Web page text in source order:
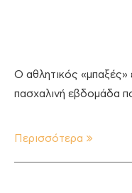
Ο αθλητικός «μπαξές»
πασχαλινή εβδομάδα
Περισσότερα